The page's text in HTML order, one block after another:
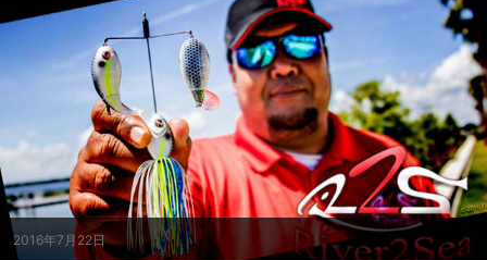
2016年7月22日